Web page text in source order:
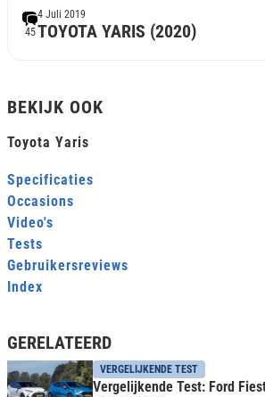
45TOYOTA YARIS (2020)
4 Juli 2019
BEKIJK OOK
Toyota Yaris
Specificaties
Occasions
Video's
Tests
Gebruikersreviews
Index
GERELATEERD
VERGELIJKENDE TEST
Vergelijkende Test: Ford